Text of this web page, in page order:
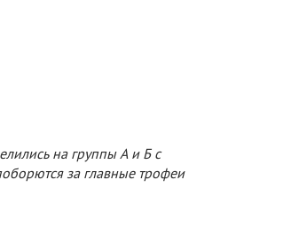
на группы А и Б с
за главные трофеи